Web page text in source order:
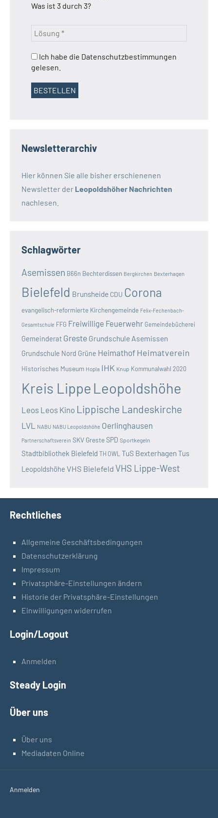
Was ist 3 durch 3?
Ich habe die Datenschutzbestimmungen
gelesen.
Newsletterarchiv
Hier können Sie alle bisher erschienenen
Newsletter der Leopoldshöher Nachrichten
nachlesen.
Schlagwörter
Asemissen B66n Bechterdissen Bergkirchen Bexterhagen
Bielefeld Brunsheide CDU Corona
evangelisch-reformierte Kirchengemeinde Felix-Fechenbach-
Gesamtschule FFG Freiwillige Feuerwehr Gemeindebücherei
Gemeinderat Greste Grundschule Asemissen
Grundschule Nord Grüne Heimathof Heimatverein
Historisches Museum Hopla IHK Knup Kommunalwahl 2020
Kreis Lippe Leopoldshöhe
Leos Leos Kino Lippische Landeskirche
LVL NABU NABU Leopoldshöhe Oerlinghausen
Partnerschaftsverein SKV GresteSPD Sportkegeln
Stadtbibliothek Bielefeld TH OWL TuS BexterhagenTus
Leopoldshöhe VHS Bielefeld VHS Lippe-West
Rechtliches
Allgemeine Geschäftsbedingungen
Datenschutzerklärung
Impressum
Privatsphäre-Einstellungen ändern
Historie der Privatsphäre-Einstellungen
Einwilligungen widerrufen
Login/Logout
Anmelden
Steady Login
Über uns
Über uns
Mediadaten Online
Anmelden